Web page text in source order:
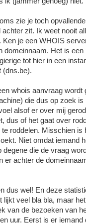
zie je toch
achter zit. Ik weet nooit
Ken je een WHOIS
domeinnaam. Het is
tot hier in een
(dns.be).
whois aanvraag wordt
die dus op zoek
alsof er over mij
dus of het gaat over
roddelen. Misschien is
Niet omdat iemand
degene die de vraag
er achter de
dus wel! En deze
lijkt veel bla bla, maar
van de bezoeken van
uur. Eerst is er iemand